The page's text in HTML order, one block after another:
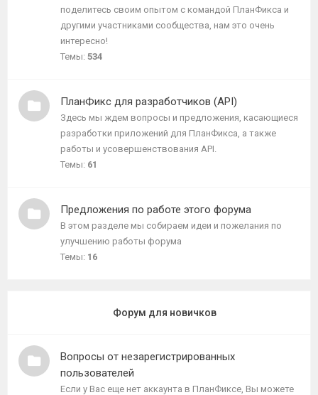
поделитесь своим опытом с командой ПланФикса и
другими участниками сообщества, нам это очень
интересно!
Темы: 534
ПланФикс для разработчиков (API)
Здесь мы ждем вопросы и предложения, касающиеся
разработки приложений для ПланФикса, а также
работы и усовершенствования API.
Темы: 61
Предложения по работе этого форума
В этом разделе мы собираем идеи и пожелания по
улучшению работы форума
Темы: 16
Форум для новичков
Вопросы от незарегистрированных
пользователей
Если у Вас еще нет аккаунта в ПланФиксе, Вы можете